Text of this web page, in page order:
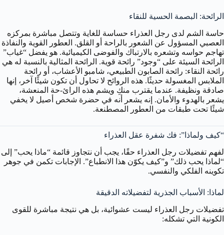
الرائحة: البصمة الحسية للنقاء
حاسة الشم لدى رجل العذراء حساسة للغاية وتتصل مباشرة بمركزه
العصبي المسؤول عن الشعور بالراحة أو القلق. العطور القوية والنفاذة
تهاجم حواسه وتشعره بالارتباك والفوضى الكيميائية. هو يفضل “غياب”
الرائحة السيئة على “وجود” رائحة قوية. الرائحة المثالية بالنسبة له هي
رائحة النقاء: رائحة الصابون الطبيعي، شامبو الأعشاب، أو رائحة
الملابس المغسولة حديثًا. هذه الروائح لا تحاول أن تكون شيئًا آخر، إنها
صادقة ونظيفة. عندما يقترب منكِ ويشم هذه الرائ-حة المنعشة،
يشعر بالهدوء والأمان. إنه يشعر أنه في حضرة شخص أصيل لا يخفي
شيئًا تحت طبقات من العطور المصطنعة.
“كيف ولماذا”: فك شفرة عقل العذراء
لفهم تفضيلات رجل العذراء حقًا، يجب أن نتجاوز قائمة “ماذا يحب” إلى
“لماذا يحب ذلك” و”كيف يكوّن هذا الانطباع”. الإجابات تكمن في جوهر
تكوينه الفلكي والنفسي.
لماذا: الأسباب الجذرية لتفضيلاته الدقيقة
تفضيلات رجل العذراء ليست عشوائية، بل هي نتيجة مباشرة للقوى
الكونية التي تشكله: